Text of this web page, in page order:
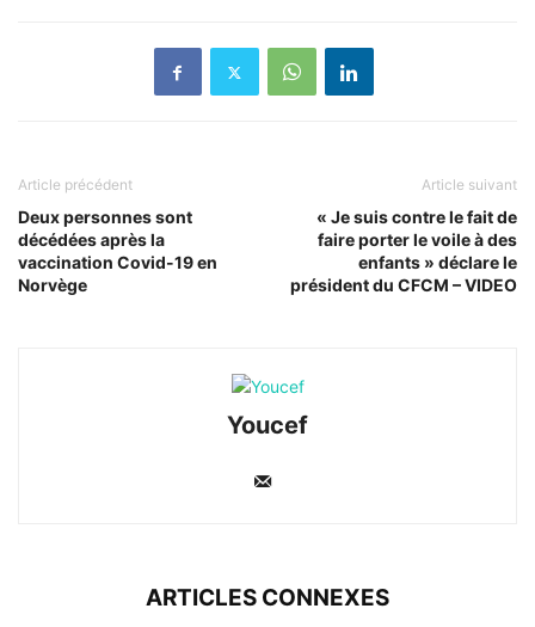
Article précédent
Deux personnes sont
décédées après la
vaccination Covid-19 en
Norvège
Article suivant
« Je suis contre le fait de
faire porter le voile à des
enfants » déclare le
président du CFCM – VIDEO
Youcef
ARTICLES CONNEXES